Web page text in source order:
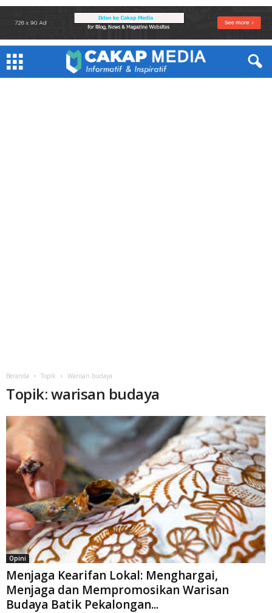
Beranda Topik Warisan budaya
Topik: warisan budaya
Opini
Menjaga Kearifan Lokal: Menghargai,
Menjaga dan Mempromosikan Warisan
Budaya Batik Pekalongan...